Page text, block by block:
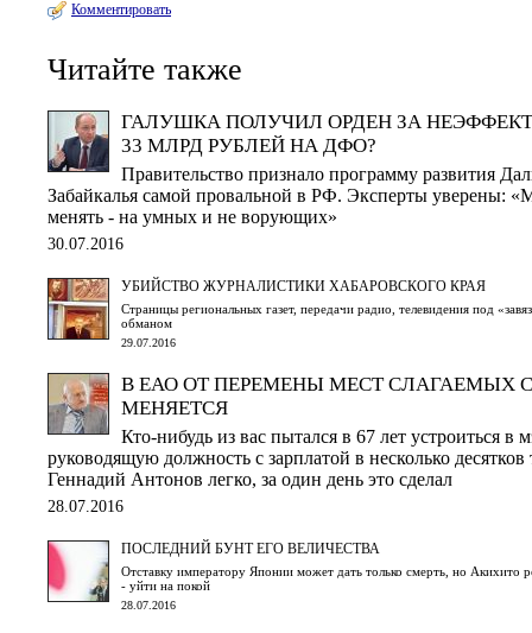
Комментировать
Читайте также
ГАЛУШКА ПОЛУЧИЛ ОРДЕН ЗА
33 МЛРД РУБЛЕЙ НА ДФО?
Правительство признало программу развития
Забайкалья самой провальной в РФ. Эксперты уверены:
менять - на умных и не ворующих»
30.07.2016
УБИЙСТВО ЖУРНАЛИСТИКИ ХАБАРОВСКОГО КРАЯ
Страницы региональных газет, передачи радио, телевидения под
обманом
29.07.2016
В ЕАО ОТ ПЕРЕМЕНЫ МЕСТ СЛАГАЕМЫХ
МЕНЯЕТСЯ
Кто-нибудь из вас пытался в 67 лет устроиться
руководящую должность с зарплатой в несколько
Геннадий Антонов легко, за один день это сделал
28.07.2016
ПОСЛЕДНИЙ БУНТ ЕГО ВЕЛИЧЕСТВА
Отставку императору Японии может дать только смерть, но Акихито
- уйти на покой
28.07.2016